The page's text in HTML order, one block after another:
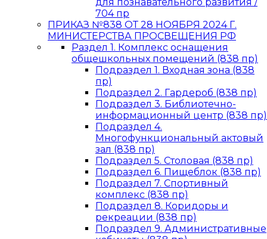
704 пр
ПРИКАЗ №838 ОТ 28 НОЯБРЯ 2024 Г.
МИНИСТЕРСТВА ПРОСВЕЩЕНИЯ РФ
Раздел 1. Комплекс оснащения
общешкольных помещений (838 пр)
Подраздел 1. Входная зона (838
пр)
Подраздел 2. Гардероб (838 пр)
Подраздел 3. Библиотечно-
информационный центр (838 пр)
Подраздел 4.
Многофункциональный актовый
зал (838 пр)
Подраздел 5. Столовая (838 пр)
Подраздел 6. Пищеблок (838 пр)
Подраздел 7. Спортивный
комплекс (838 пр)
Подраздел 8. Коридоры и
рекреации (838 пр)
Подраздел 9. Административные